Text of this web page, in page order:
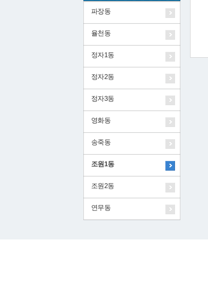
파장동
율천동
정자1동
정자2동
정자3동
영화동
송죽동
조원1동
조원2동
연무동